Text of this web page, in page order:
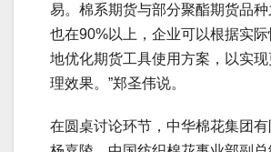
易。棉系期货与部分聚酯期货品
也在90%以上，企业可以根据实
地优化期货工具使用方案，以实
理效果。”郑圣伟说。
在圆桌讨论环节，中华棉花集团